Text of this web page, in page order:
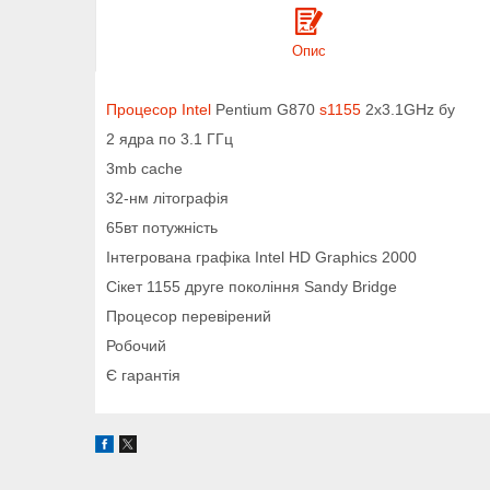
Опис
Процесор Intel Pentium G870 s1155 2x3.1GHz бу
2 ядра по 3.1 ГГц
3mb cache
32-нм літографія
65вт потужність
Інтегрована графіка Intel HD Graphics 2000
Сікет 1155 друге покоління Sandy Bridge
Процесор перевірений
Робочий
Є гарантія